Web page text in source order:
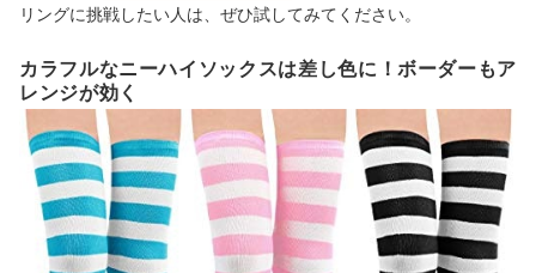
リングに挑戦したい人は、ぜひ試してみてください。
カラフルなニーハイソックスは差し色に！ボーダーもア
レンジが効く